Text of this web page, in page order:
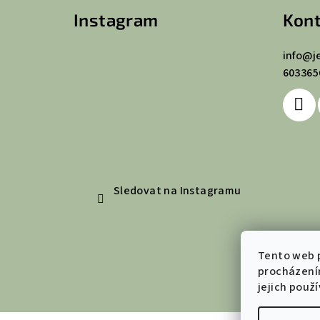
Tento web
jejich
Instagram
Sledovat na Instagramu
info@